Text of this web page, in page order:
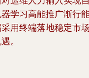
学习高能推广渐行
用终端落地稳定市
。